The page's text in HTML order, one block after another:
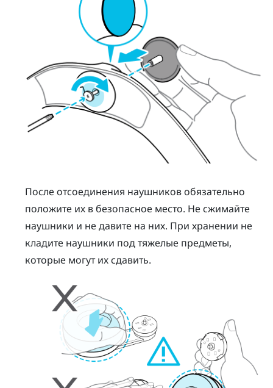
После отсоединения наушников обязательно
положите их в безопасное место. Не сжимайте
наушники и не давите на них. При хранении не
кладите наушники под тяжелые предметы,
которые могут их сдавить.